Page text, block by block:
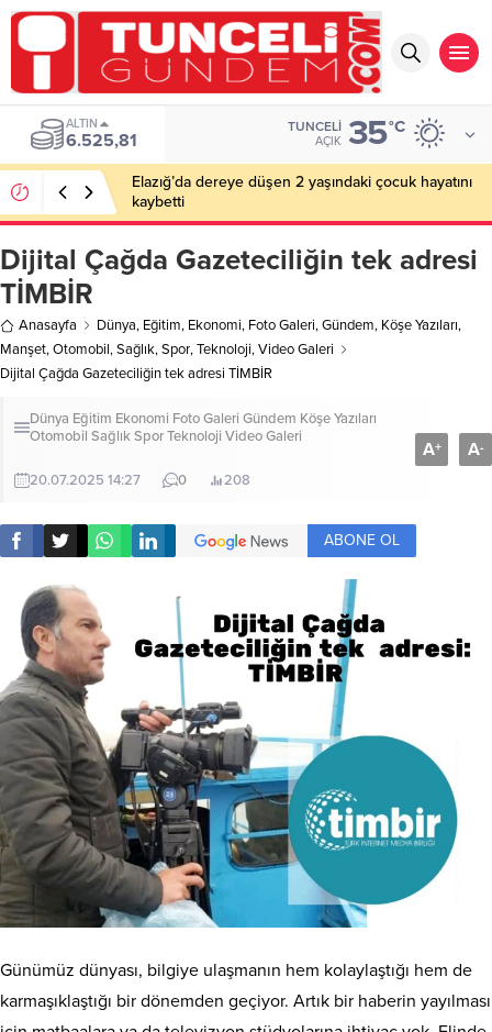
ALTIN
6.525,81
TUNCELI
AÇIK 35°C
Elazığ’da dereye düşen 2 yaşındaki çocuk hayatını
kaybetti
Dijital Çağda Gazeteciliğin tek adresi
TİMBİR
Anasayfa Dünya, Eğitim, Ekonomi, Foto Galeri,Gündem, Köşe Yazıları,
Manşet,Otomobil,Sağlık,Spor,Teknoloji,Video Galeri
Dijital Çağda Gazeteciliğin tek adresi TİMBİR
Dünya Eğitim Ekonomi Foto Galeri Gündem Köşe Yazıları
Otomobil SağlıkSporTeknoloji Video Galeri
20.07.2025 14:27 0 208
A+ A-
ABONE OL
Günümüz dünyası, bilgiye ulaşmanın hem kolaylaştığı hem de
karmaşıklaştığı bir dönemden geçiyor. Artık bir haberin yayılması